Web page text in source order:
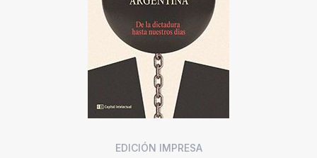
EDICIÓN IMPRESA